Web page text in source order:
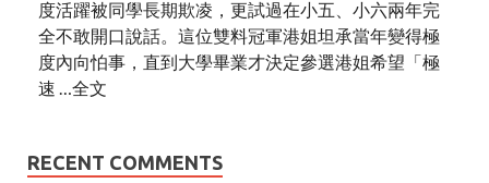
度活躍被同學長期欺凌，更試過在小五、小六兩年完
全不敢開口說話。這位雙料冠軍港姐坦承當年變得極
度內向怕事，直到大學畢業才決定參選港姐希望「極
速 …全文
RECENT COMMENTS